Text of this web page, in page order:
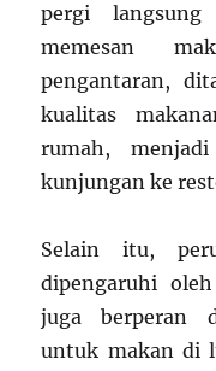
pergi
memesan
pengantaran,
kualitas
rumah,
kunjungan ke
Selain itu,
dipengaruhi
juga berperan
untuk makan di